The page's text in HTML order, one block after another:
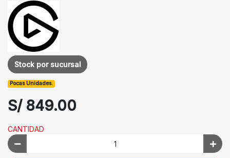
Stock por sucursal
Pocas Unidades.
S/ 849.00
CANTIDAD